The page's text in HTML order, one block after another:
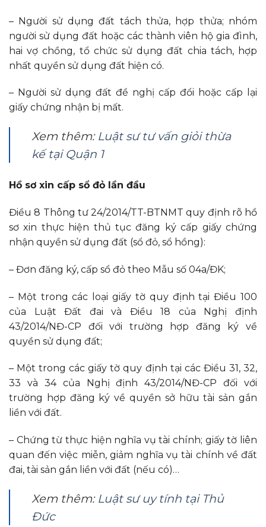
– Người sử dụng đất tách thửa, hợp thửa; nhóm
người sử dụng đất hoặc các thành viên hộ gia đình,
hai vợ chồng, tổ chức sử dụng đất chia tách, hợp
nhất quyền sử dụng đất hiện có.
– Người sử dụng đất đề nghị cấp đổi hoặc cấp lại
giấy chứng nhận bị mất.
Xem thêm: Luật sư tư vấn giỏi thừa
kế tại Quận 1
Hồ sơ xin cấp sổ đỏ lần đầu
Điều 8 Thông tư 24/2014/TT-BTNMT quy định rõ hồ
sơ xin thực hiện thủ tục đăng ký cấp giấy chứng
nhận quyền sử dụng đất (sổ đỏ, sổ hồng):
– Đơn đăng ký, cấp sổ đỏ theo Mẫu số 04a/ĐK;
– Một trong các loại giấy tờ quy định tại Điều 100
của Luật Đất đai và Điều 18 của Nghị định
43/2014/NĐ-CP đối với trường hợp đăng ký về
quyền sử dụng đất;
– Một trong các giấy tờ quy định tại các Điều 31, 32,
33 và 34 của Nghị định 43/2014/NĐ-CP đối với
trường hợp đăng ký về quyền sở hữu tài sản gắn
liền với đất.
– Chứng từ thực hiện nghĩa vụ tài chính; giấy tờ liên
quan đến việc miễn, giảm nghĩa vụ tài chính về đất
đai, tài sản gắn liền với đất (nếu có)…
Xem thêm: Luật sư uy tính tại Thủ
Đức